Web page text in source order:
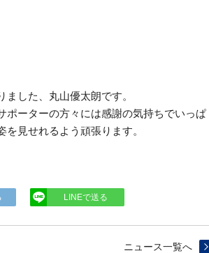
した、丸山優太朗です。
ポーターの方々には感謝の気持ちでいっぱ
見せれるよう頑張ります。
LINEで送る
ニュース一覧へ